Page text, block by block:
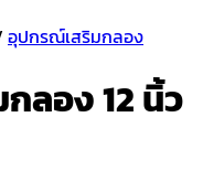
อุปกรณ์เสริมกลอง
ลอง 12 นิ้ว